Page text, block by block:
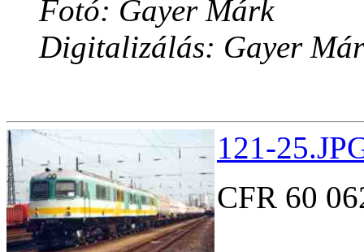
Fotó: Gayer Márk
Digitalizálás: Gayer
121-
CFR 60